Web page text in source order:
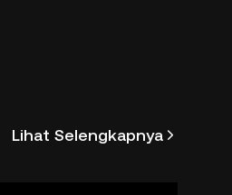
Lihat Selengkapnya